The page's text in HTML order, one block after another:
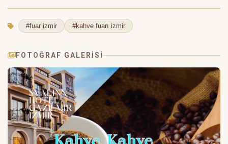
#fuar izmir #kahve fuarı izmir
FOTOĞRAF GALERISI